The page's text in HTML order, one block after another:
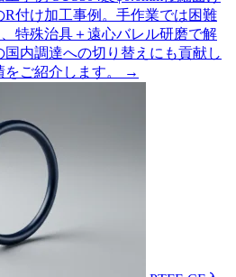
付け加工事例。手作業では困難
特殊治具＋遠心バレル研磨で解
内調達への切り替えにも貢献し
ご紹介します。
→